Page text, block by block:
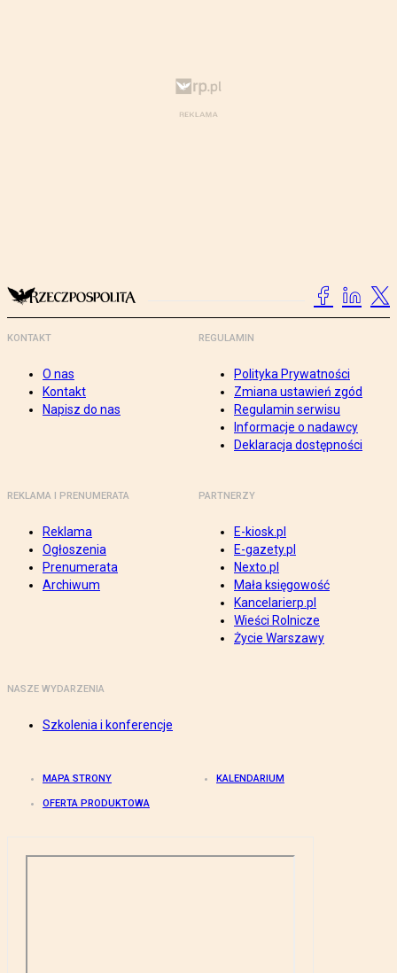
KONTAKT
O nas
Kontakt
Napisz do nas
REGULAMIN
Polityka Prywatności
Zmiana ustawień zgód
Regulamin serwisu
Informacje o nadawcy
Deklaracja dostępności
REKLAMA I PRENUMERATA
Reklama
Ogłoszenia
Prenumerata
Archiwum
PARTNERZY
E-kiosk.pl
E-gazety.pl
Nexto.pl
Mała księgowość
Kancelarierp.pl
Wieści Rolnicze
Życie Warszawy
NASZE WYDARZENIA
Szkolenia i konferencje
MAPA STRONY KALENDARIUM
OFERTA PRODUKTOWA